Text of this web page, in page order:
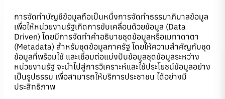
การจัดทำบัญชีข้อมูลถือเป็นหนึ่งการจัดทำธรรมาภิบาลข้อมูล
เพื่อให้หน่วยงานรัฐเกิดการขับเคลื่อนด้วยข้อมูล (Data
Driven) โดยมีการจัดทำคำอธิบายชุดข้อมูลหรือเมทาดาตา
(Metadata) สำหรับชุดข้อมูลภาครัฐ โดยให้ความสำคัญกับชุด
ข้อมูลที่พร้อมใช้ และเชื่อมต่อแบ่งปันข้อมูลชุดข้อมูลระหว่าง
หน่วยงานรัฐ จะนำไปสู่การวิเคราะห์และใช้ประโยชน์ข้อมูลอย่าง
เป็นรูปธรรม เพื่อสามารถให้บริการประชาชน ได้อย่างมี
ประสิทธิภาพ